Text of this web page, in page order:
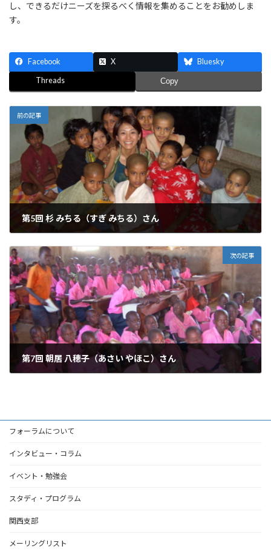
し、できるだけニーズを探るべく情報を集めることをお勧めしま
す。
Facebook X Bluesky
Threads Copy
前の記事
第5回 杉 みちる（すぎ みちる）さん
次の記事
第7回 朝居 八穂子（あさい やほこ）さん
フォーラムについて
インタビュー・コラム
イベント・勉強会
スタディ・プログラム
関西支部
メーリングリスト